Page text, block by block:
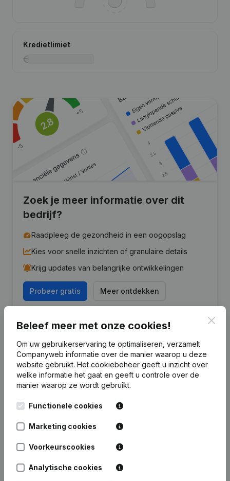
Kredietlimiet
Zoek je meer informatie over dit
bedrijf?
Raadpleeg de gezondheid in een oogopslag
Kies voor snelle inzichten of granulaire details
Krijg updates van belangrijke ontwikkelingen
Probeer gratis Meer ontdekken
Financiële gegevensvan For You
Beleef meer met onze cookies!
Om uw gebruikerservaring te optimaliseren, verzamelt
Companyweb informatie over de manier waarop u deze
website gebruikt. Het cookiebeheer geeft u inzicht over
welke informatie het gaat en geeft u controle over de
manier waarop ze wordt gebruikt.
Functionele cookies
Marketing cookies
Voorkeurscookies
Analytische cookies